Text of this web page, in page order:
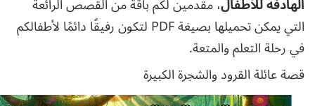
التي يمكن تحميلها بصيغة PDF لتكون رفيقًا دائمًا لأطفالكم
في رحلة التعلم والمتعة.
قصة عائلة القرود والشجرة الكبيرة